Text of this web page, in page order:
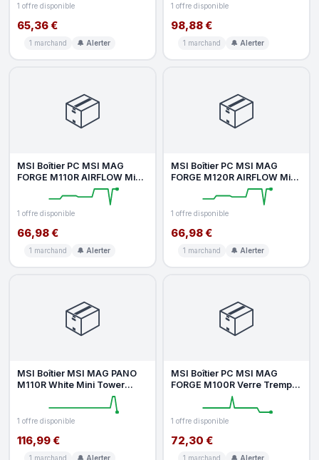
1 offre disponible
65,36 €
1 marchand 🔔 Alerter
1 offre disponible
98,88 €
1 marchand 🔔 Alerter
📦
MSI Boîtier PC MSI MAG
FORGE M110R AIRFLOW Mini
Tower Gaming RGB
1 offre disponible
66,98 €
1 marchand 🔔 Alerter
📦
MSI Boîtier PC MSI MAG
FORGE M120R AIRFLOW Mini
1 offre disponible
66,98 €
1 marchand 🔔 Alerter
📦
MSI Boîtier MSI MAG PANO
M110R White Mini Tower
ARGB Vue Panoramique 270°
1 offre disponible
116,99 €
1 marchand 🔔 Alerter
📦
MSI Boîtier PC MSI MAG
FORGE M100R Verre Trempé
ARGB Black Joker II
1 offre disponible
72,30 €
1 marchand 🔔 Alerter